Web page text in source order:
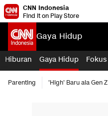
CNN Indonesia
Find it on Play Store
Gaya Hidup
Hiburan Gaya Hidup Fokus
Parenting 'High' Baru ala Gen Z